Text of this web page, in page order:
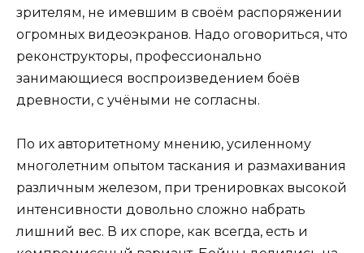
зрителям, не имевшим в своём распоряжении
огромных видеоэкранов. Надо оговориться, что
реконструкторы, профессионально
занимающиеся воспроизведением боёв
древности, с учёными не согласны.
По их авторитетному мнению, усиленному
многолетним опытом таскания и размахивания
различным железом, при тренировках высокой
интенсивности довольно сложно набрать
лишний вес. В их споре, как всегда, есть и